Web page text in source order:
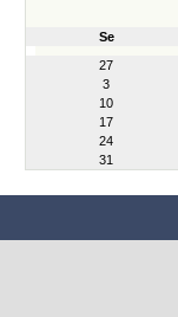
Se
27
3
10
17
24
31